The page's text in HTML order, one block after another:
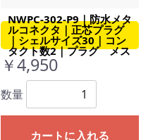
NWPC-302-P9｜防水メタ
ルコネクタ｜正芯プラグ
｜シェルサイズ30｜コン
タクト数2｜プラグ メス
￥4,950
数量
カートに入れる